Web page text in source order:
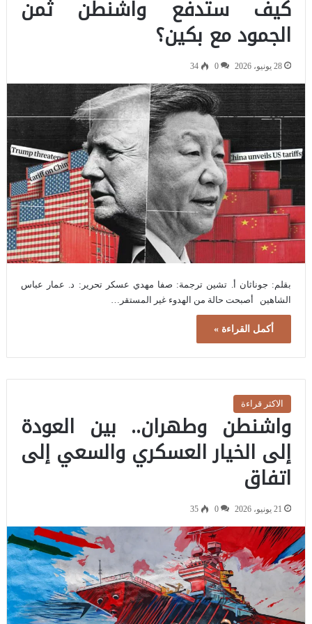
كيف ستدفع واشنطن ثمن
الجمود مع بكين؟
28 يونيو، 2026 0
34
بقلم: جوناثان أ. تشين ترجمة: صفا مهدي عسكر تحرير: د. عمار عباس
الشاهين أصبحت حالة من الهدوء غير المستقر…
أكمل القراءة »
الاكثر قراءة
واشنطن وطهران.. بين العودة
إلى الخيار العسكري والسعي إلى
اتفاق
21 يونيو، 2026 0
35